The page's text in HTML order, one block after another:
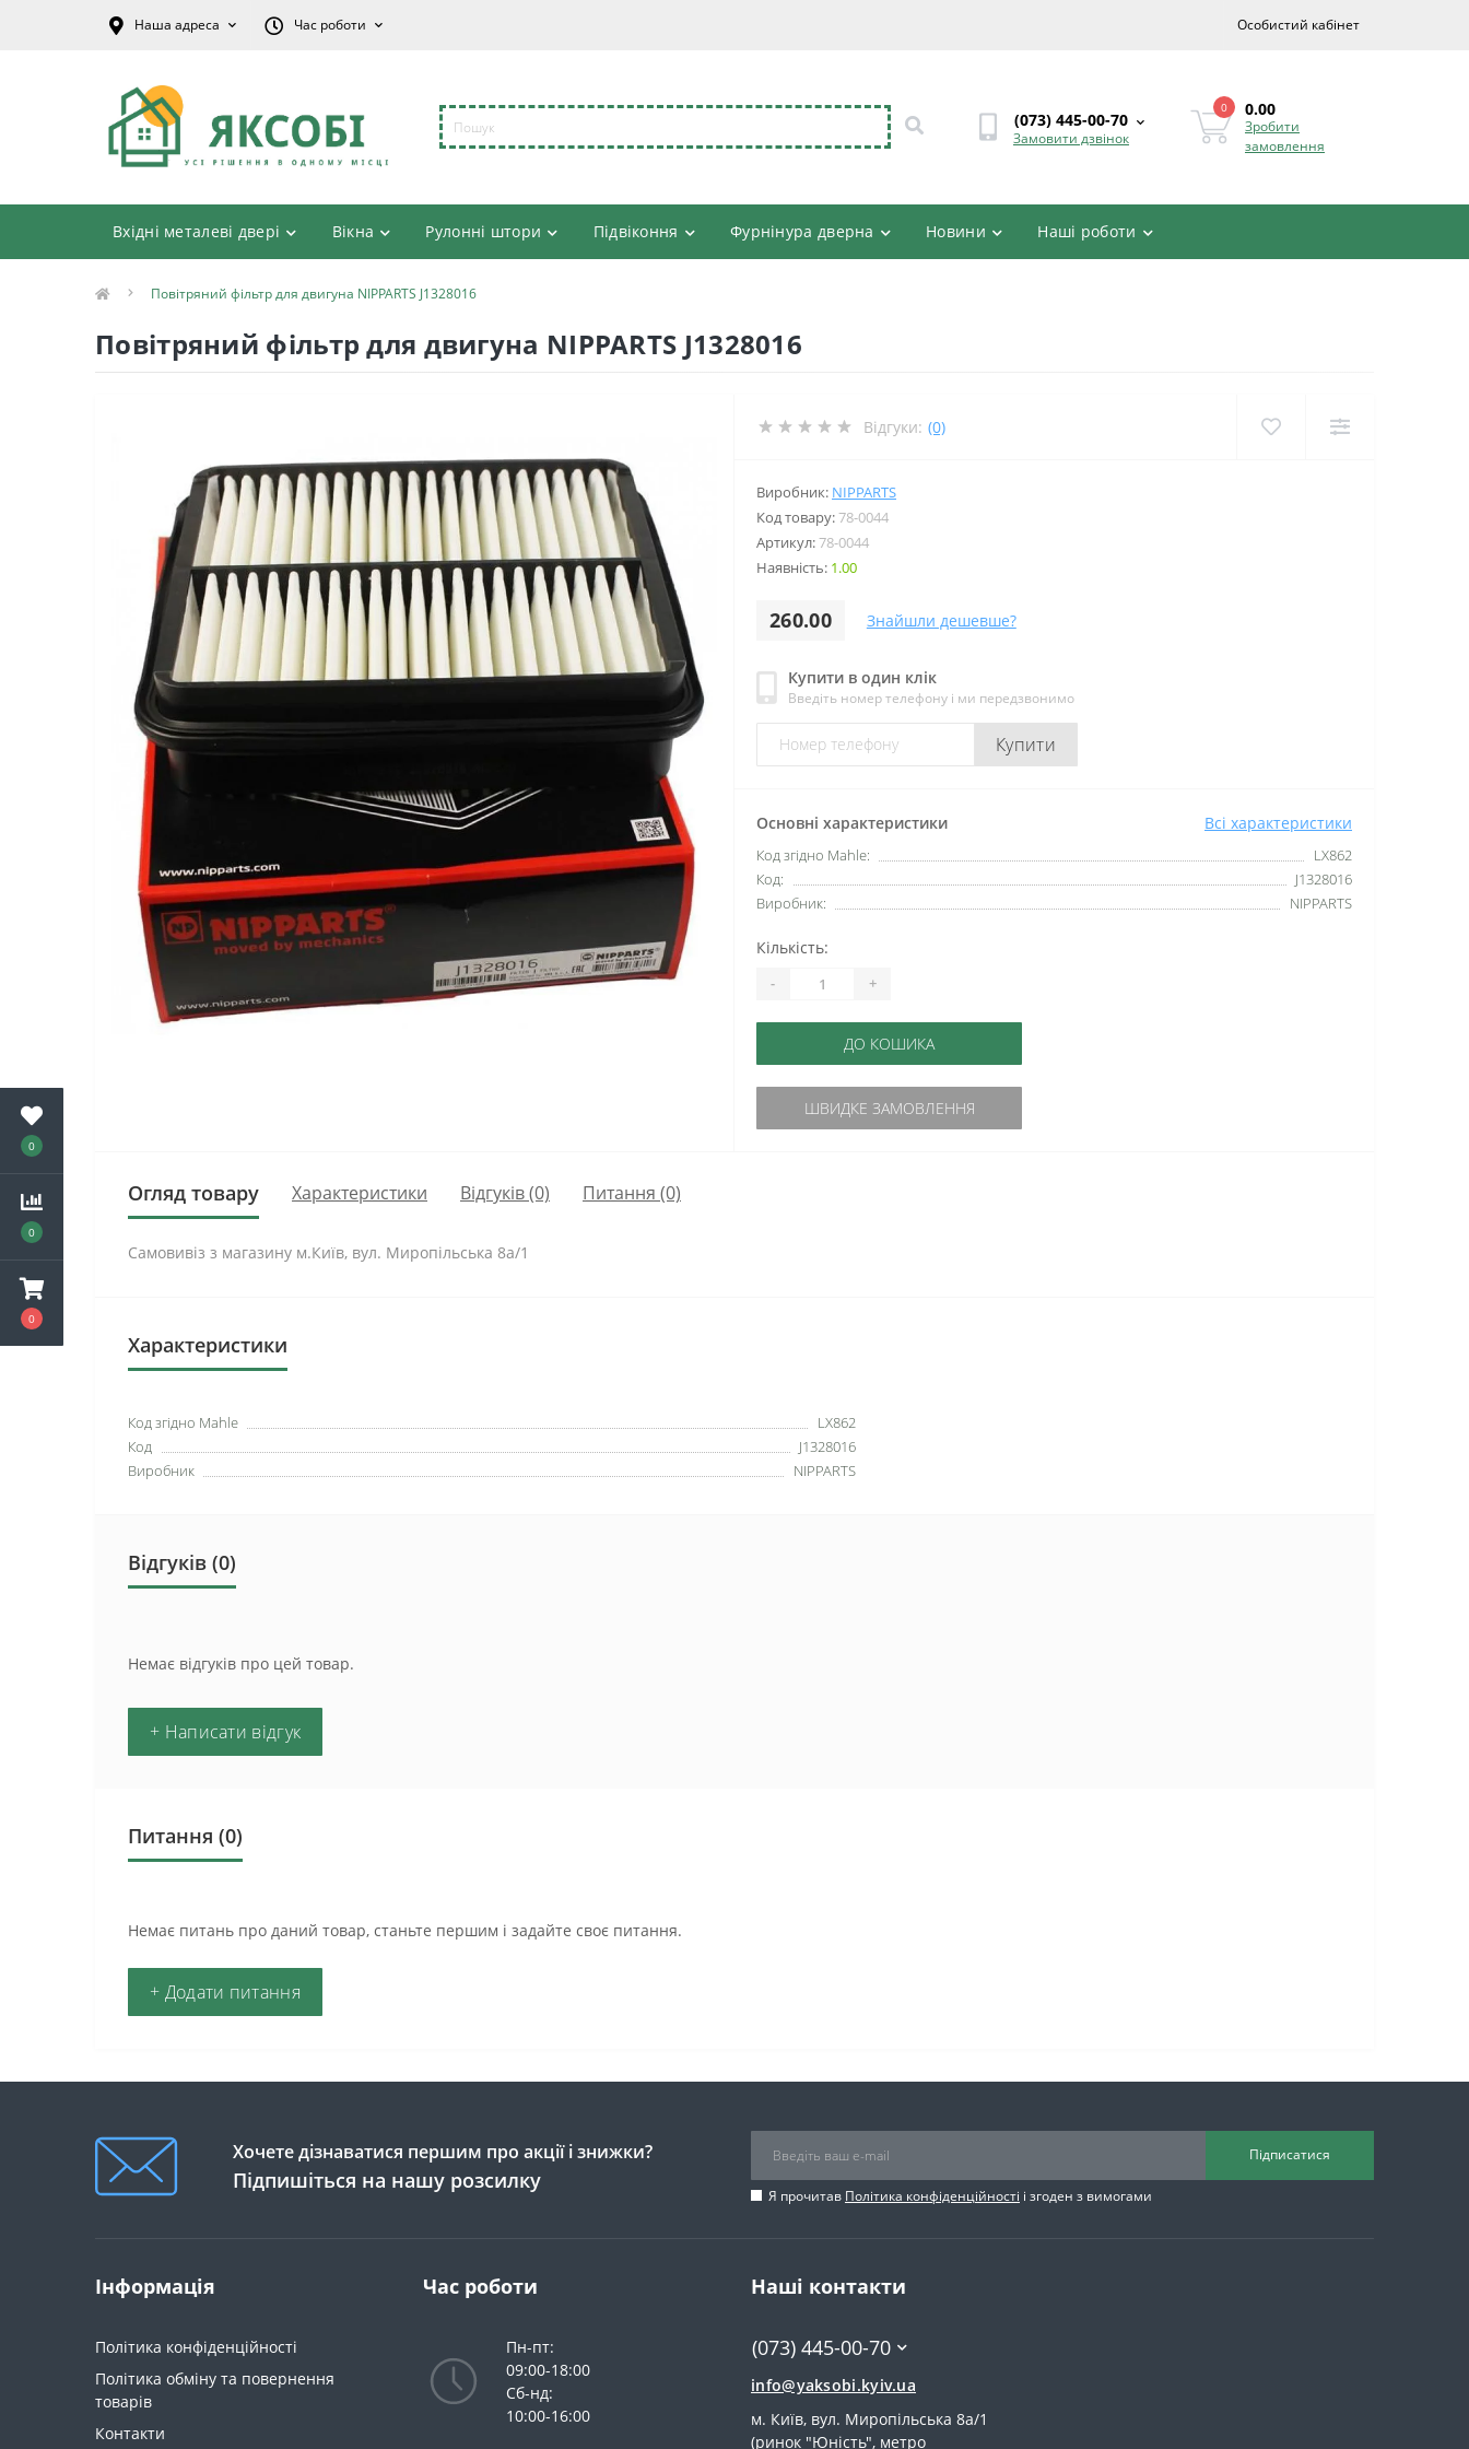
0
0
0
Наша адреса Час роботи Особистий кабінет
(073) 445-00-70
Замовити дзвінок
0 0.00
Зробити
замовлення
Вхідні металеві двері Вікна Рулонні штори Підвіконня Фурнінура дверна Новини Наші роботи
Повітряний фільтр для двигуна NIPPARTS J1328016
Повітряний фільтр для двигуна NIPPARTS J1328016
Відгуки: (0)
Виробник: NIPPARTS
Код товару:78-0044
Артикул:78-0044
Наявність: 1.00
260.00 Знайшли дешевше?
Купити в один клік
Введіть номер телефону і ми передзвонимо
Купити
Основні характеристики Всі характеристики
Код згідно Mahle:
LX862
Код:
J1328016
Виробник:
NIPPARTS
Кількість:
- +
ДО КОШИКА
ШВИДКЕ ЗАМОВЛЕННЯ
Огляд товару Характеристики Відгуків (0) Питання (0)
Самовивіз з магазину м.Київ, вул. Миропільська 8а/1
Характеристики
Код згідно Mahle
LX862
Код
J1328016
Виробник
NIPPARTS
Відгуків (0)
Немає відгуків про цей товар.
+ Написати відгук
Питання (0)
Немає питань про даний товар, станьте першим і задайте своє питання.
+ Додати питання
Хочете дізнаватися першим про акції і знижки?
Підпишіться на нашу розсилку
Підписатися
Я прочитав Політика конфіденційності і згоден з вимогами
Інформація
Політика конфіденційності
Політика обміну та повернення
товарів
Контакти
Час роботи
Пн-пт:
09:00-18:00
Сб-нд:
10:00-16:00
Наші контакти
(073) 445-00-70
info@yaksobi.kyiv.ua
м. Київ, вул. Миропільська 8а/1
(ринок "Юність", метро